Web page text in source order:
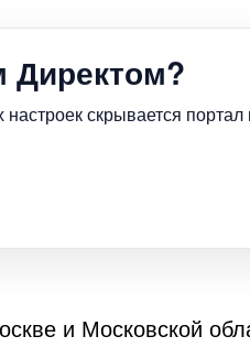
Директом?
скрывается
и Московской